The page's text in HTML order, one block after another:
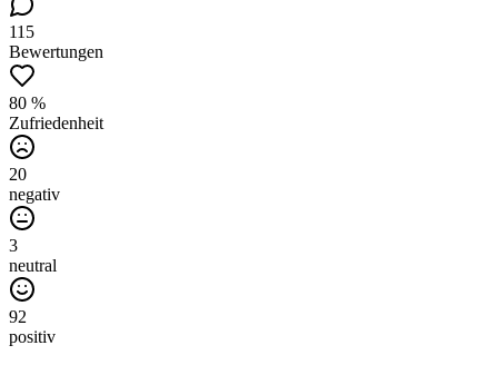
115
Bewertungen
80 %
Zufriedenheit
20
negativ
3
neutral
92
positiv